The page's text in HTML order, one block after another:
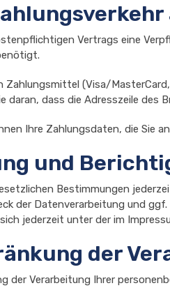
Vertrags eine
Zahlungsmittel (Visa/
daran, dass die Adresszeile
Ihre Zahlungsdaten, die Sie
und
Bestimmungen
der Datenverarbeitung und
jederzeit unter der im
der
der Verarbeitung Ihrer